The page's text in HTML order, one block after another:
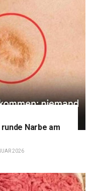
Narbe am
2026